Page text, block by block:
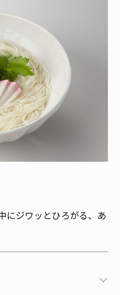
にジワッとひろがる、あ